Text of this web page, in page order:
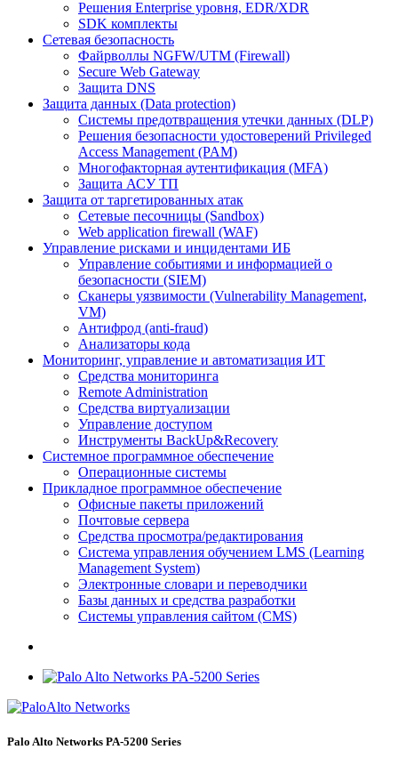
Решения Enterprise уровня, EDR/XDR
SDK комплекты
Сетевая безопасность
Файрволлы NGFW/UTM (Firewall)
Secure Web Gateway
Защита DNS
Защита данных (Data protection)
Системы предотвращения утечки данных (DLP)
Решения безопасности удостоверений Privileged
Access Management (PAM)
Многофакторная аутентификация (MFA)
Защита АСУ ТП
Защита от таргетированных атак
Сетевые песочницы (Sandbox)
Web application firewall (WAF)
Управление рисками и инцидентами ИБ
Управление событиями и информацией о
безопасности (SIEM)
Сканеры уязвимости (Vulnerability Management,
VM)
Антифрод (anti-fraud)
Анализаторы кода
Мониторинг, управление и автоматизация ИТ
Средства мониторинга
Remote Administration
Средства виртуализации
Управление доступом
Инструменты BackUp&Recovery
Системное программное обеспечение
Операционные системы
Прикладное программное обеспечение
Офисные пакеты приложений
Почтовые сервера
Средства просмотра/редактирования
Система управления обучением LMS (Learning
Management System)
Электронные словари и переводчики
Базы данных и средства разработки
Системы управления сайтом (CMS)
Palo Alto Networks PA-5200 Series